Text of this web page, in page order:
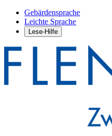
Gebärdensprache
Leichte Sprache
Lese-Hilfe